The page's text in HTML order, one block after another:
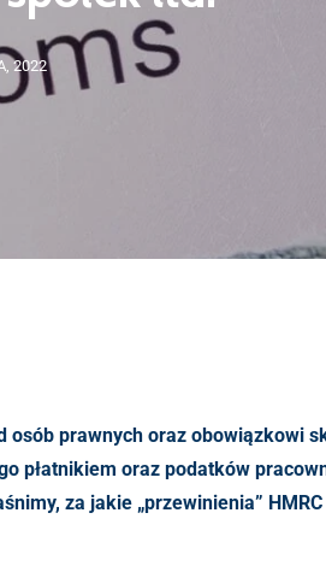
2022
prawnych oraz obowiązkowi
płatnikiem oraz podatków
za jakie „przewinienia” HMRC